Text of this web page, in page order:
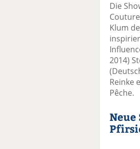
Die
Klum
2014)
Reinke
Pêche.